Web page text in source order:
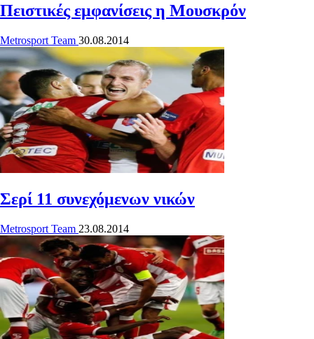
Πειστικές εμφανίσεις η Μουσκρόν
Metrosport Team 30.08.2014
Σερί 11 συνεχόμενων νικών
Metrosport Team 23.08.2014